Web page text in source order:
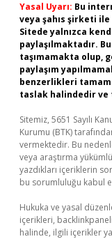
Yasal Uyarı: Bu
veya şahıs şirketi
Sitede yalnızca
paylaşılmaktadır.
taşımamakta olup,
paylaşım
benzerlikleri
taslak halindedir ve
Sitemiz, 5651 Sayılı
Kurumu (BTK)
vermektedir. Bu
veya araştırma
yazdıkları içeriklerin
bu sorumluluğu kabul
Hukuka ve yasal
içerikleri,
halinde, ilgili içerikler